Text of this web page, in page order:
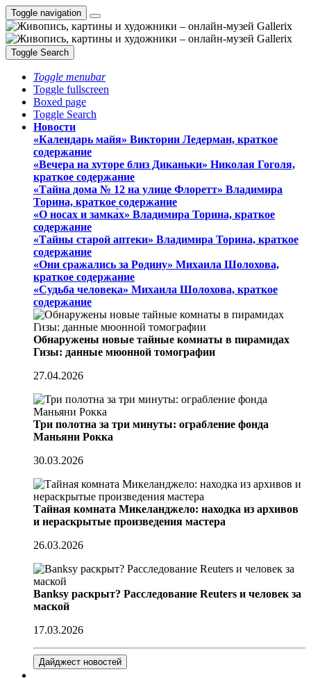
Toggle navigation
Toggle Search
Toggle menubar
Toggle fullscreen
Boxed page
Toggle Search
Новости
«Календарь майя» Виктории Ледерман, краткое
содержание
«Вечера на хуторе близ Диканьки» Николая Гоголя,
краткое содержание
«Тайна дома № 12 на улице Флоретт» Владимира
Торина, краткое содержание
«О носах и замка́х» Владимира Торина, краткое
содержание
«Тайны старой аптеки» Владимира Торина, краткое
содержание
«Они сражались за Родину» Михаила Шолохова,
краткое содержание
«Судьба человека» Михаила Шолохова, краткое
содержание
Обнаружены новые тайные комнаты в пирамидах
Гизы: данные мюонной томографии
27.04.2026
Три полотна за три минуты: ограбление фонда
Маньяни Рокка
30.03.2026
Тайная комната Микеланджело: находка из архивов
и нераскрытые произведения мастера
26.03.2026
Banksy раскрыт? Расследование Reuters и человек за
маской
17.03.2026
Дайджест новостей